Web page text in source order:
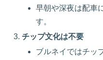
早朝や深夜は配車
す。
チップ文化は不要
ブルネイではチッ